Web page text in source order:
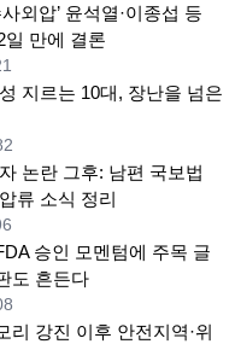
외압’ 윤석열·이종섭 등
만에 결론
지르는 10대, 장난을 넘은
논란 그후: 남편 국보법
류 소식 정리
승인 모멘텀에 주목 글
도 흔든다
리 강진 이후 안전지역·위